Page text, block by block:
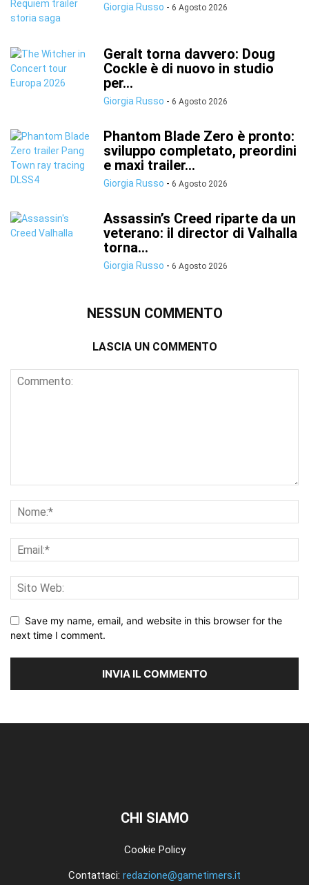
Giorgia Russo - 6 Agosto 2026
Geralt torna davvero: Doug
Cockle è di nuovo in studio
per...
Giorgia Russo - 6 Agosto 2026
Phantom Blade Zero è pronto:
sviluppo completato, preordini
e maxi trailer...
Giorgia Russo - 6 Agosto 2026
Assassin’s Creed riparte da un
veterano: il director di Valhalla
torna...
Giorgia Russo - 6 Agosto 2026
NESSUN COMMENTO
LASCIA UN COMMENTO
Save my name, email, and website in this browser for the
next time I comment.
CHI SIAMO
Cookie Policy
Contattaci: redazione@gametimers.it